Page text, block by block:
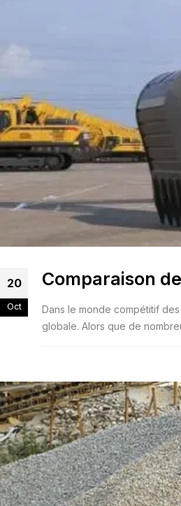
20
Oct
Comparaison
Dans le monde compétitif
globale. Alors que de